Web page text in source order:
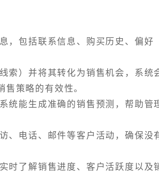
，包括联系信息、购买历史、偏好
索）并将其转化为销售机会，系统
策略的有效性。
统能生成准确的销售预测，帮助管
、电话、邮件等客户活动，确保没
时了解销售进度、客户活跃度以及